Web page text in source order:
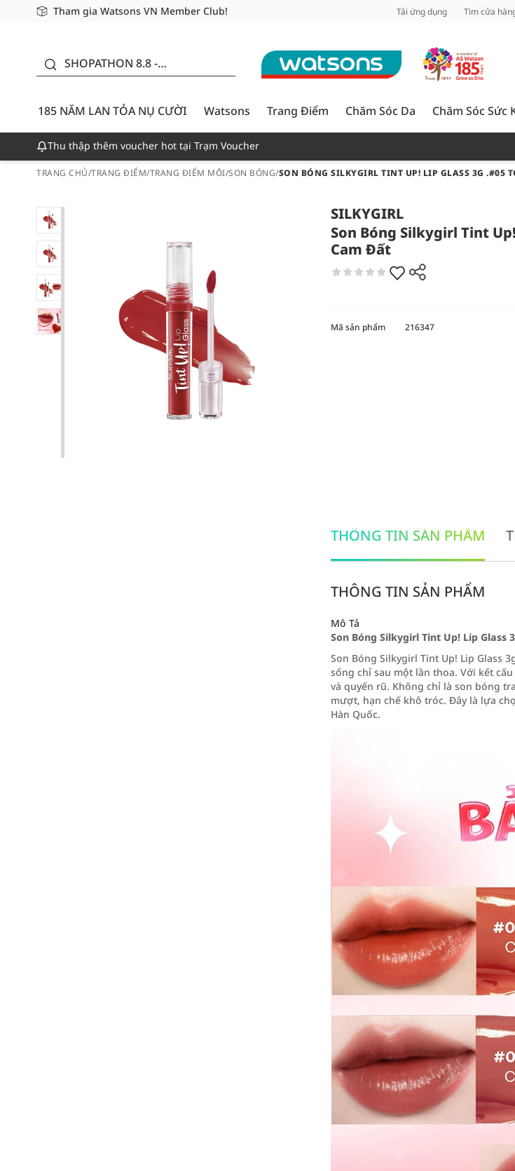
Tham gia Watsons VN Member Club!
Miễn phí giao hàng cho đơn hàng từ 249,000Đ
Giao hàng nhanh 24h - Áp dụng khu vực TP. Hồ Chí Minh Tải ứng dụng Tìm cửa
SHOPATHON 8.8 -
CƯỜI - GIẢM ĐẾN
50%
185 NĂM LAN TỎA NỤ CƯỜI
Watsons Trang Điểm Chăm Sóc Da Chăm Sóc Sức
Thu thập thêm voucher hot tại Trạm Voucher
TRANG CHỦ/TRANG ĐIỂM/TRANG ĐIỂM MÔI/SON BÓNG/SON BÓNG SILKYGIRL TINT UP! LIP GLASS 3G .#05
SILKYGIRL
Son Bóng Silkygirl Tint
Cam Đất
Mã sản phẩm 216347
THÔNG TIN SẢN PHẨM
THÔNG TIN SẢN PHẨM
Mô Tả
Son Bóng Silkygirl Tint Up! Lip Glass
Son Bóng Silkygirl Tint Up! Lip Glass
sống chỉ sau một lần thoa. Với kết
và quyến rũ. Không chỉ là son bóng
mượt, hạn chế khô tróc. Đây là lựa
Hàn Quốc.